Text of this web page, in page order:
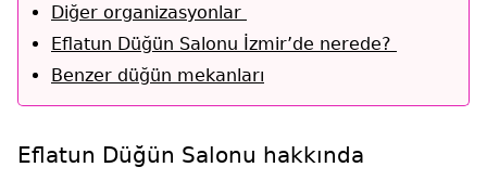
Diğer organizasyonlar
Eflatun Düğün Salonu İzmir’de nerede?
Benzer düğün mekanları
Eflatun Düğün Salonu hakkında